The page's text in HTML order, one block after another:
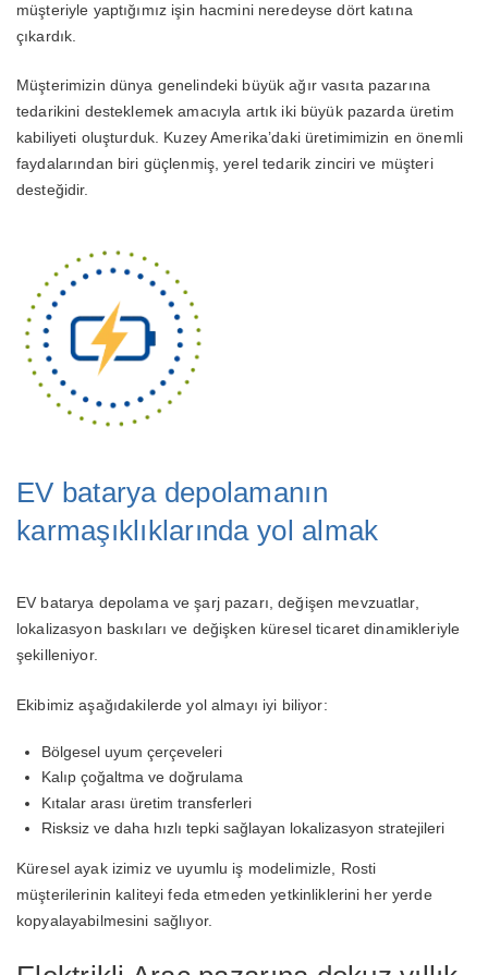
müşteriyle yaptığımız işin hacmini neredeyse dört katına
çıkardık.
Müşterimizin dünya genelindeki büyük ağır vasıta pazarına
tedarikini desteklemek amacıyla artık iki büyük pazarda üretim
kabiliyeti oluşturduk. Kuzey Amerika’daki üretimimizin en önemli
faydalarından biri güçlenmiş, yerel tedarik zinciri ve müşteri
desteğidir.
EV batarya depolamanın
karmaşıklıklarında yol almak
EV batarya depolama ve şarj pazarı, değişen mevzuatlar,
lokalizasyon baskıları ve değişken küresel ticaret dinamikleriyle
şekilleniyor.
Ekibimiz aşağıdakilerde yol almayı iyi biliyor:
Bölgesel uyum çerçeveleri
Kalıp çoğaltma ve doğrulama
Kıtalar arası üretim transferleri
Risksiz ve daha hızlı tepki sağlayan lokalizasyon stratejileri
Küresel ayak izimiz ve uyumlu iş modelimizle, Rosti
müşterilerinin kaliteyi feda etmeden yetkinliklerini her yerde
kopyalayabilmesini sağlıyor.